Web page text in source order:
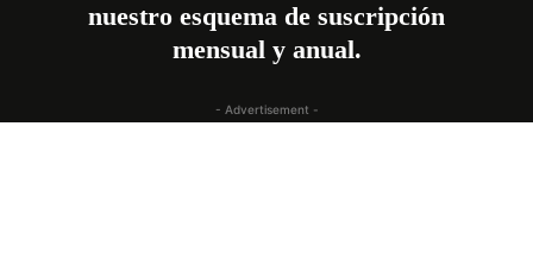
nuestro esquema de suscripción
mensualy anual.
- Advertisement -